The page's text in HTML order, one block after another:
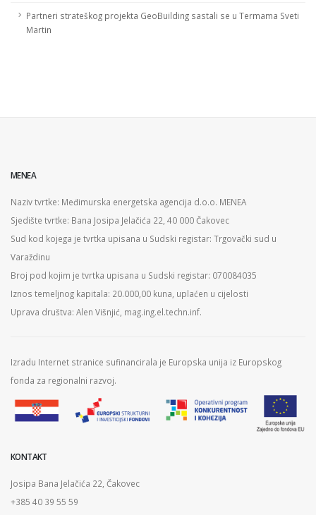
Partneri strateškog projekta GeoBuilding sastali se u Termama Sveti
Martin
MENEA
Naziv tvrtke: Međimurska energetska agencija d.o.o. MENEA
Sjedište tvrtke: Bana Josipa Jelačića 22, 40 000 Čakovec
Sud kod kojega je tvrtka upisana u Sudski registar: Trgovački sud u
Varaždinu
Broj pod kojim je tvrtka upisana u Sudski registar: 070084035
Iznos temeljnog kapitala: 20.000,00 kuna, uplaćen u cijelosti
Uprava društva: Alen Višnjić, mag.ing.el.techn.inf.
Izradu Internet stranice sufinancirala je Europska unija iz Europskog
fonda za regionalni razvoj.
KONTAKT
Josipa Bana Jelačića 22, Čakovec
+385 40 39 55 59